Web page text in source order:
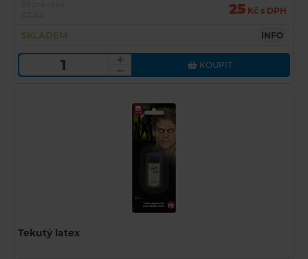
25 Kč s DPH
SKLADEM INFO
KOUPIT
Tekutý latex